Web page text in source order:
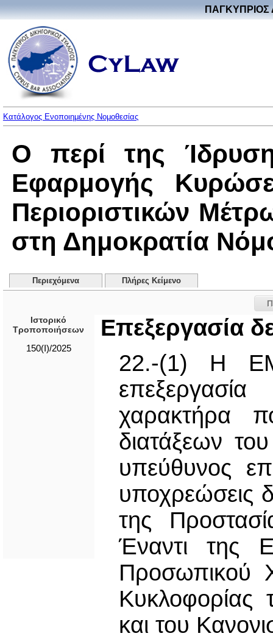
ΠΑΓΚΥΠΡΙΟΣ
Κατάλογος Ενοποιημένης Νομοθεσίας
Ο περί της
Εφαρμογής
Περιοριστικών
στη Δημοκρατία
Περιεχόμενα Πλήρες Κείμενο
Ιστορικό
Τροποποιήσεων
150(I)/2025
Επεξεργασία
22.-(1) Η
χαρακτήρα
διατάξεων
υπεύθυνος
υποχρεώσεις
της
Έναντι της
Προσωπικού
και του